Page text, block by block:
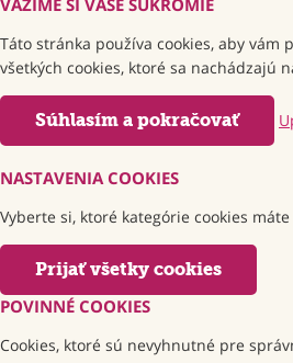
VÁŽIME SI VAŠE SÚKROMIE
Táto stránka používa cookies, aby
všetkých cookies, ktoré sa nachádzajú
Súhlasím a pokračovať
NASTAVENIA COOKIES
Vyberte si, ktoré kategórie cookies
Prijať všetky cookies
POVINNÉ COOKIES
Cookies, ktoré sú nevyhnutné pre